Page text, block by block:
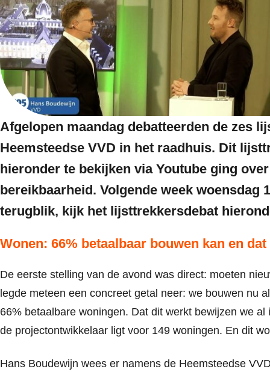
Afgelopen maandag debatteerden de zes
Heemsteedse VVD in het raadhuis. Dit
hieronder te bekijken via Youtube ging
bereikbaarheid. Volgende week
terugblik, kijk het lijsttrekkersdebat
Wonen: 66% betaalbaar bouwen kan en
De eerste stelling van de avond was direct: moeten
legde meteen een concreet getal neer: we bouwen nu
66% betaalbare woningen. Dat dit werkt bewijzen we
de projectontwikkelaar ligt voor 149 woningen. En dit
Hans Boudewijn wees er namens de Heemsteedse